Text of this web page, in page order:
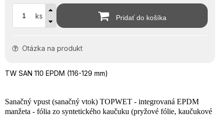
ks Pridať do košíka
Otázka na produkt
TW SAN 110 EPDM (116-129 mm)
Sanačný vpust (sanačný vtok) TOPWET - integrovaná EPDM
manžeta - fólia zo syntetického kaučuku (pryžové fólie, kaučukové